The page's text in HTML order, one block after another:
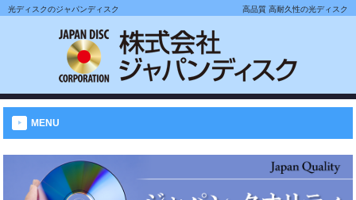
光ディスクのジャパンディスク 高品質 高耐久性の光ディスク
MENU